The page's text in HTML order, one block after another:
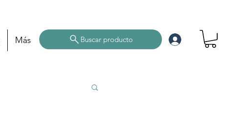
Más Buscar producto